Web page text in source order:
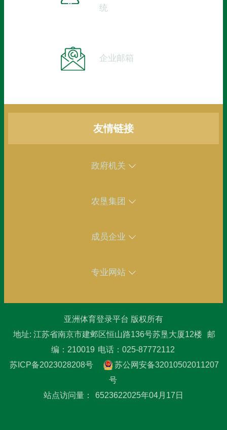
统
企业邮箱
友情链接
政府机关
农垦集团
成员企业
专业网站
亚洲体育登录平台 版权所有
地址: 江苏省南京市建邺区恒山路136号苏垦大厦12楼
邮
编：210019 电话：025-87772112
苏ICP备2023028208号
苏公网安备32010502011207
号
站点访问量：
6523622025年04月17日